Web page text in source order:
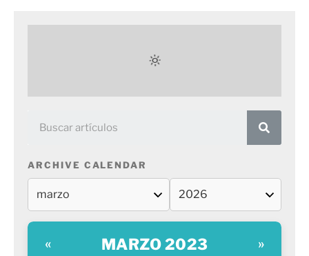
ARCHIVE CALENDAR
« MARZO 2023 »